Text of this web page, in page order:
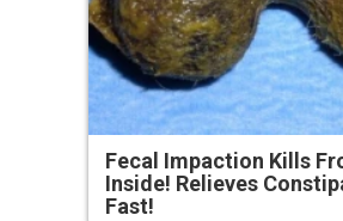
Fecal Impaction Kills
Inside! Relieves
Fast!